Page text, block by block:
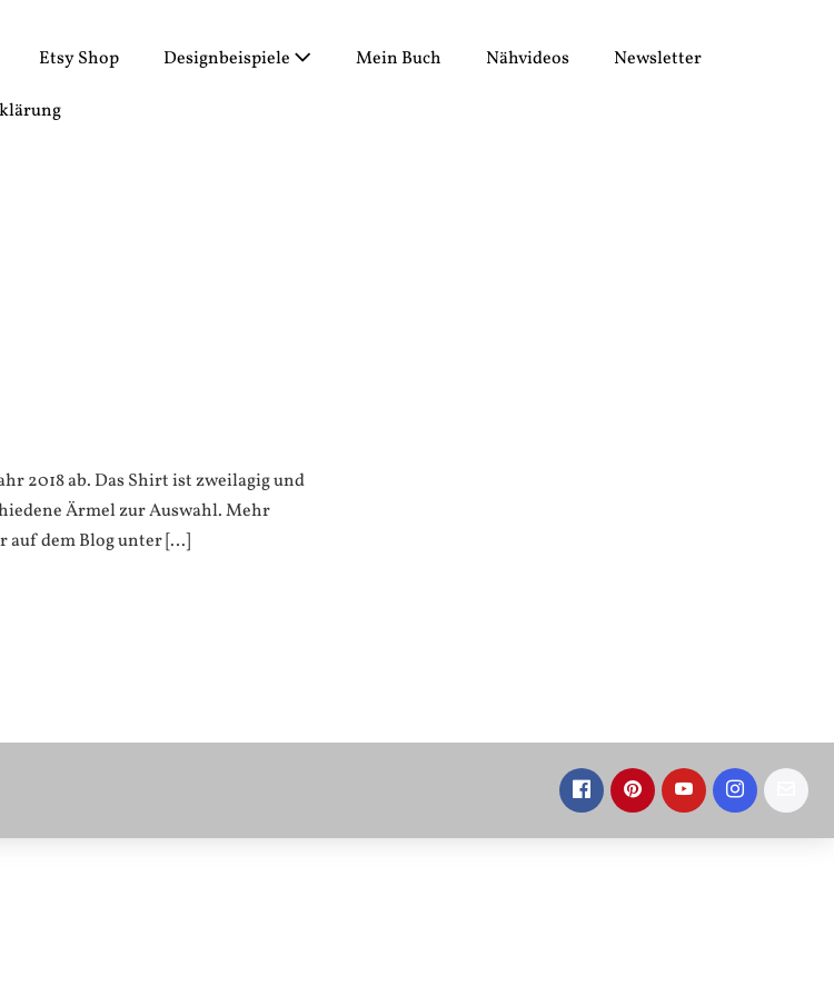
Etsy Shop Designbeispiele Mein Buch Nähvideos Newsletter
2018 ab. Das Shirt ist zweilagig und
Ärmel zur Auswahl. Mehr
auf dem Blog unter […]